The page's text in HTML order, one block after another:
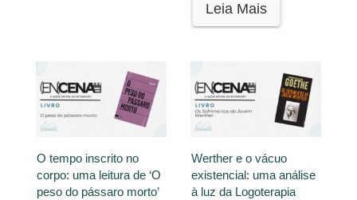
Leia Mais
O tempo inscrito no
corpo: uma leitura de ‘O
peso do pássaro morto’
Werther e o vácuo
existencial: uma análise
à luz da Logoterapia